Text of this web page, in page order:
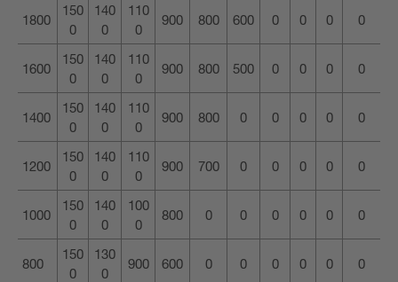
1800
150
0
140
0
110
0
900 800 600 0 0 0 0
1600
150
0
140
0
110
0
900 800 500 0 0 0 0
1400
150
0
140
0
110
0
900 800 0 0 0 0 0
1200
150
0
140
0
110
0
900 700 0 0 0 0 0
1000
150
0
140
0
100
0
800 0 0 0 0 0 0
800
150
0
130
0
900 600 0 0 0 0 0 0